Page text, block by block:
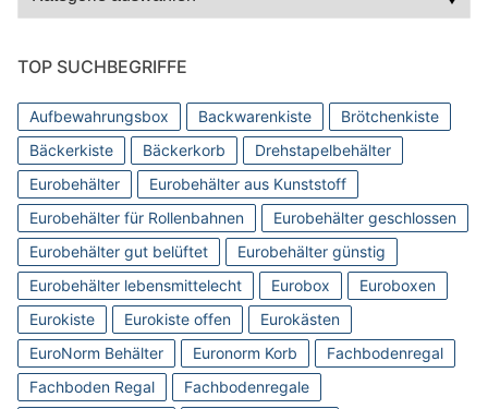
TOP SUCHBEGRIFFE
Aufbewahrungsbox Backwarenkiste
Brötchenkiste
Bäckerkiste
Bäckerkorb
Drehstapelbehälter
Eurobehälter
Eurobehälter aus Kunststoff
Eurobehälter für Rollenbahnen
Eurobehälter geschlossen
Eurobehälter gut belüftet
Eurobehälter günstig
Eurobehälter lebensmittelecht
Eurobox
Euroboxen
Eurokiste
Eurokiste offen
Eurokästen
EuroNorm Behälter
Euronorm Korb
Fachbodenregal
Fachboden Regal
Fachbodenregale